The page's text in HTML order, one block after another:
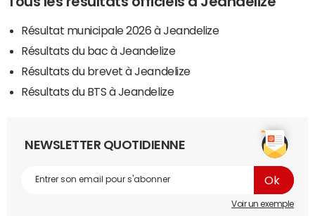
Résultat municipale 2026 à Jeandelize
Résultats du bac à Jeandelize
Résultats du brevet à Jeandelize
Résultats du BTS à Jeandelize
NEWSLETTER QUOTIDIENNE
Voir un exemple